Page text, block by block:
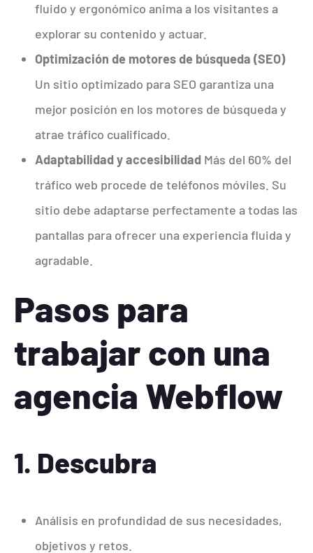
fluido y ergonómico anima a los visitantes a
explorar su contenido y actuar.
Optimización de motores de búsqueda (SEO)
Un sitio optimizado para SEO garantiza una
mejor posición en los motores de búsqueda y
atrae tráfico cualificado.
Adaptabilidad y accesibilidad Más del 60% del
tráfico web procede de teléfonos móviles. Su
sitio debe adaptarse perfectamente a todas las
pantallas para ofrecer una experiencia fluida y
agradable.
Pasos para
trabajar con una
agencia Webflow
1. Descubra
Análisis en profundidad de sus necesidades,
objetivos y retos.